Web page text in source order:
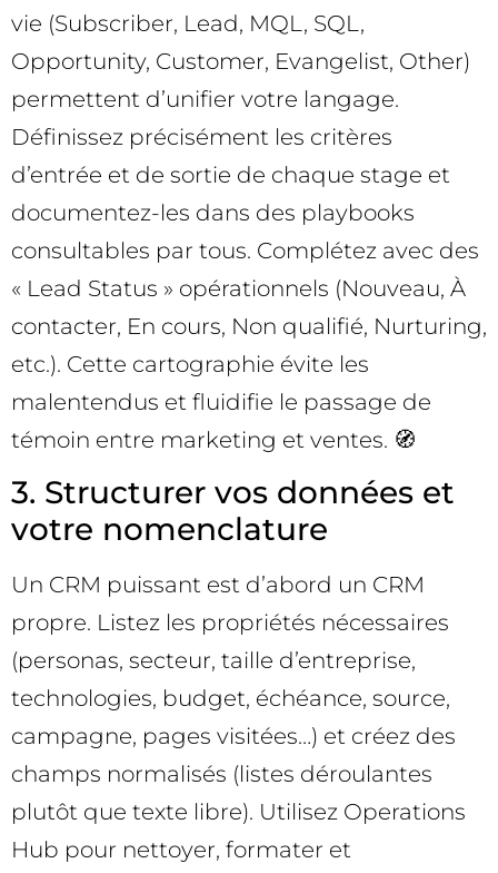
vie (Subscriber, Lead, MQL, SQL,
Opportunity, Customer, Evangelist, Other)
permettent d’unifier votre langage.
Définissez précisément les critères
d’entrée et de sortie de chaque stage et
documentez-les dans des playbooks
consultables par tous. Complétez avec des
« Lead Status » opérationnels (Nouveau, À
contacter, En cours, Non qualifié, Nurturing,
etc.). Cette cartographie évite les
malentendus et fluidifie le passage de
témoin entre marketing et ventes. 🧭
3. Structurer vos données et
votre nomenclature
Un CRM puissant est d’abord un CRM
propre. Listez les propriétés nécessaires
(personas, secteur, taille d’entreprise,
technologies, budget, échéance, source,
campagne, pages visitées…) et créez des
champs normalisés (listes déroulantes
plutôt que texte libre). Utilisez Operations
Hub pour nettoyer, formater et